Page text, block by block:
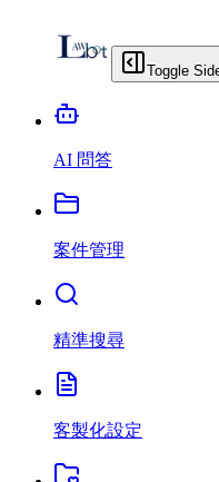
Toggle
AI 問答
案件管理
精準搜尋
客製化設定